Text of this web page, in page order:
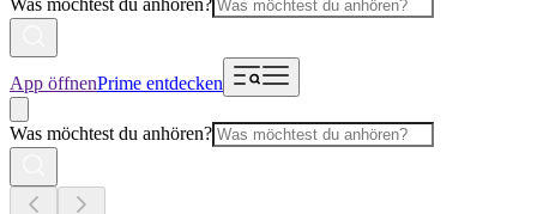
Was möchtest du anhören?
App öffnenPrime entdecken
Was möchtest du anhören?